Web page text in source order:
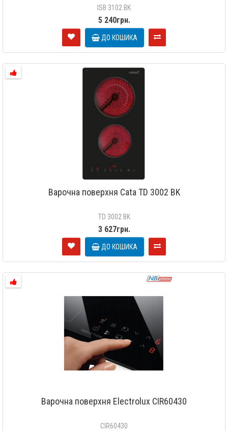
ISB 3102 BK
5 240грн.
ДО КОШИКА
Варочна поверхня Cata TD 3002 BK
TD 3002 BK
3 627грн.
ДО КОШИКА
Варочна поверхня Electrolux CIR60430
CIR60430